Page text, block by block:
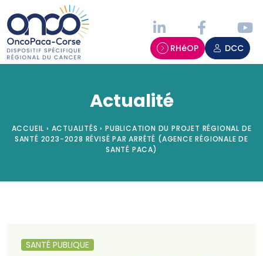
RHéOP DCC
Actualité
ACCUEIL › ACTUALITÉS › PUBLICATION DU PROJET RÉGIONAL DE
SANTÉ 2023-2028 RÉVISÉ PAR ARRÊTÉ (AGENCE RÉGIONALE DE
SANTÉ PACA)
SANTÉ PUBLIQUE
Panneau de gestion des cookies